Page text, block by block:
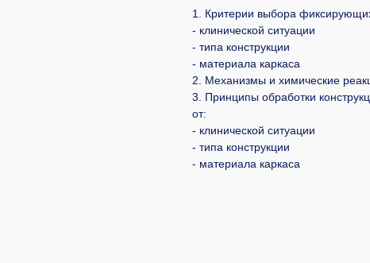
1. Критерии выбора
- клинической ситуации
- типа конструкции
- материала каркаса
2. Механизмы и химические
3. Принципы обработки
от:
- клинической ситуации
- типа конструкции
- материала каркаса